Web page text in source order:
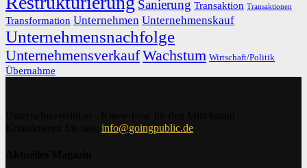
Sanierung Transaktion Transaktionen
Transformation Unternehmen Unternehmenskauf
Unternehmensnachfolge
UnternehmensverkaufWachstum Wirtschaft/Politik
Übernahme
info@goingpublic.de